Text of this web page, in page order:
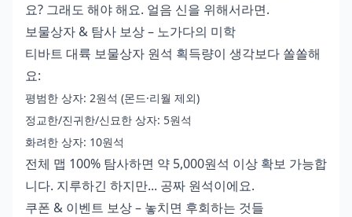
요? 그래도 해야 해요. 얼음 신을 위해서라면.
보물상자 & 탐사 보상 – 노가다의 미학
티바트 대륙 보물상자 원석 획득량이 생각보다 쏠쏠해
요:
평범한 상자: 2원석 (몬드·리월 제외)
정교한/진귀한/신묘한 상자: 5원석
화려한 상자: 10원석
전체 맵 100% 탐사하면 약 5,000원석 이상 확보 가능합
니다. 지루하긴 하지만... 공짜 원석이에요.
쿠폰 & 이벤트 보상 – 놓치면 후회하는 것들